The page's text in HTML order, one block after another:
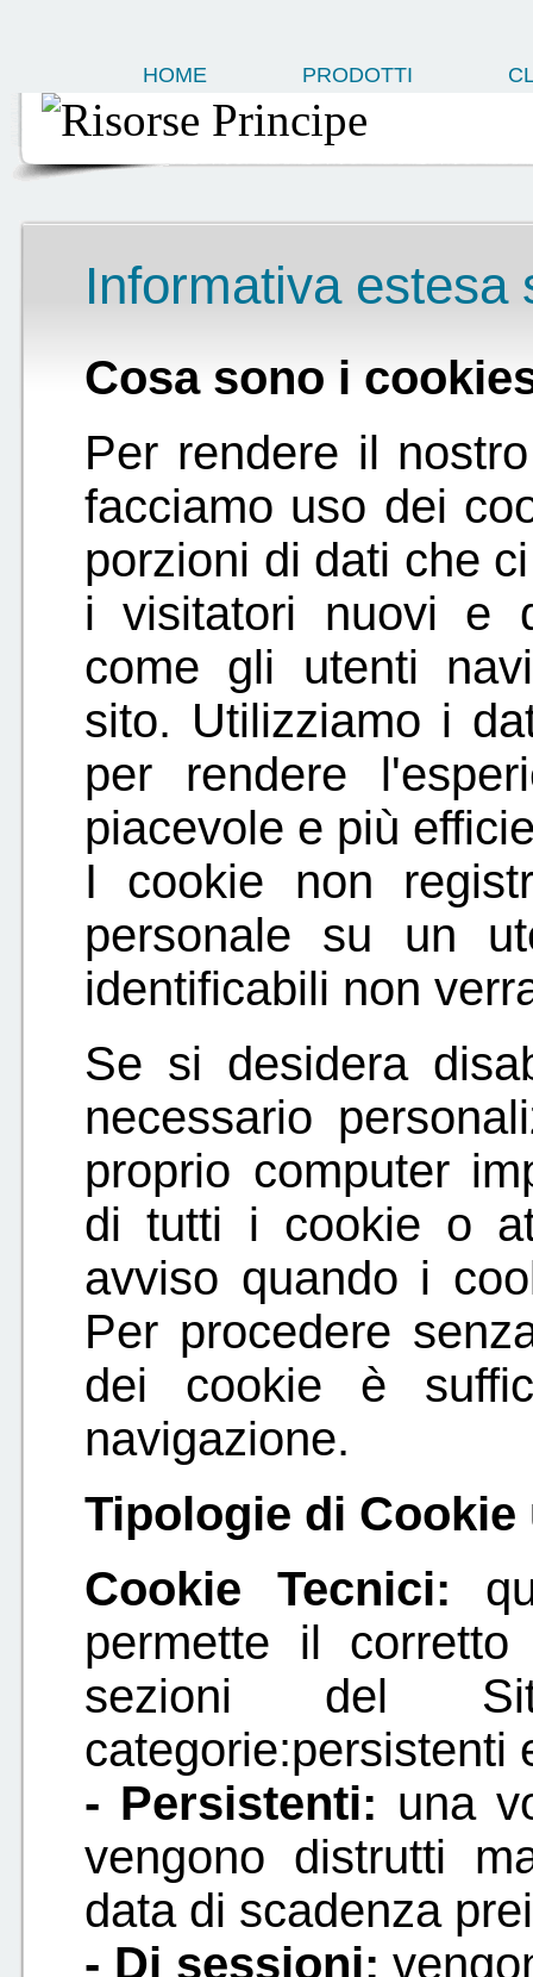
HOME PRODOTTI
Informativa estesa
Cosa sono i
Per rendere il
facciamo uso dei
porzioni di dati che
i visitatori nuovi e
come gli utenti
sito. Utilizziamo i
per rendere
piacevole e più
I cookie non
personale su un
identificabili non
Se si desidera
necessario
proprio computer
di tutti i cookie o
avviso quando i
Per procedere
dei cookie è
navigazione.
Tipologie di
Cookie Tecnici:
permette il
sezioni del
categorie:persistenti
- Persistenti: una
vengono distrutti
data di scadenza
- Di sessioni: